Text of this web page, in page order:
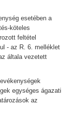
esetében a
köteles
feltétel
- az R. 6. melléklet
általa vezetett
egységes ágazati
az